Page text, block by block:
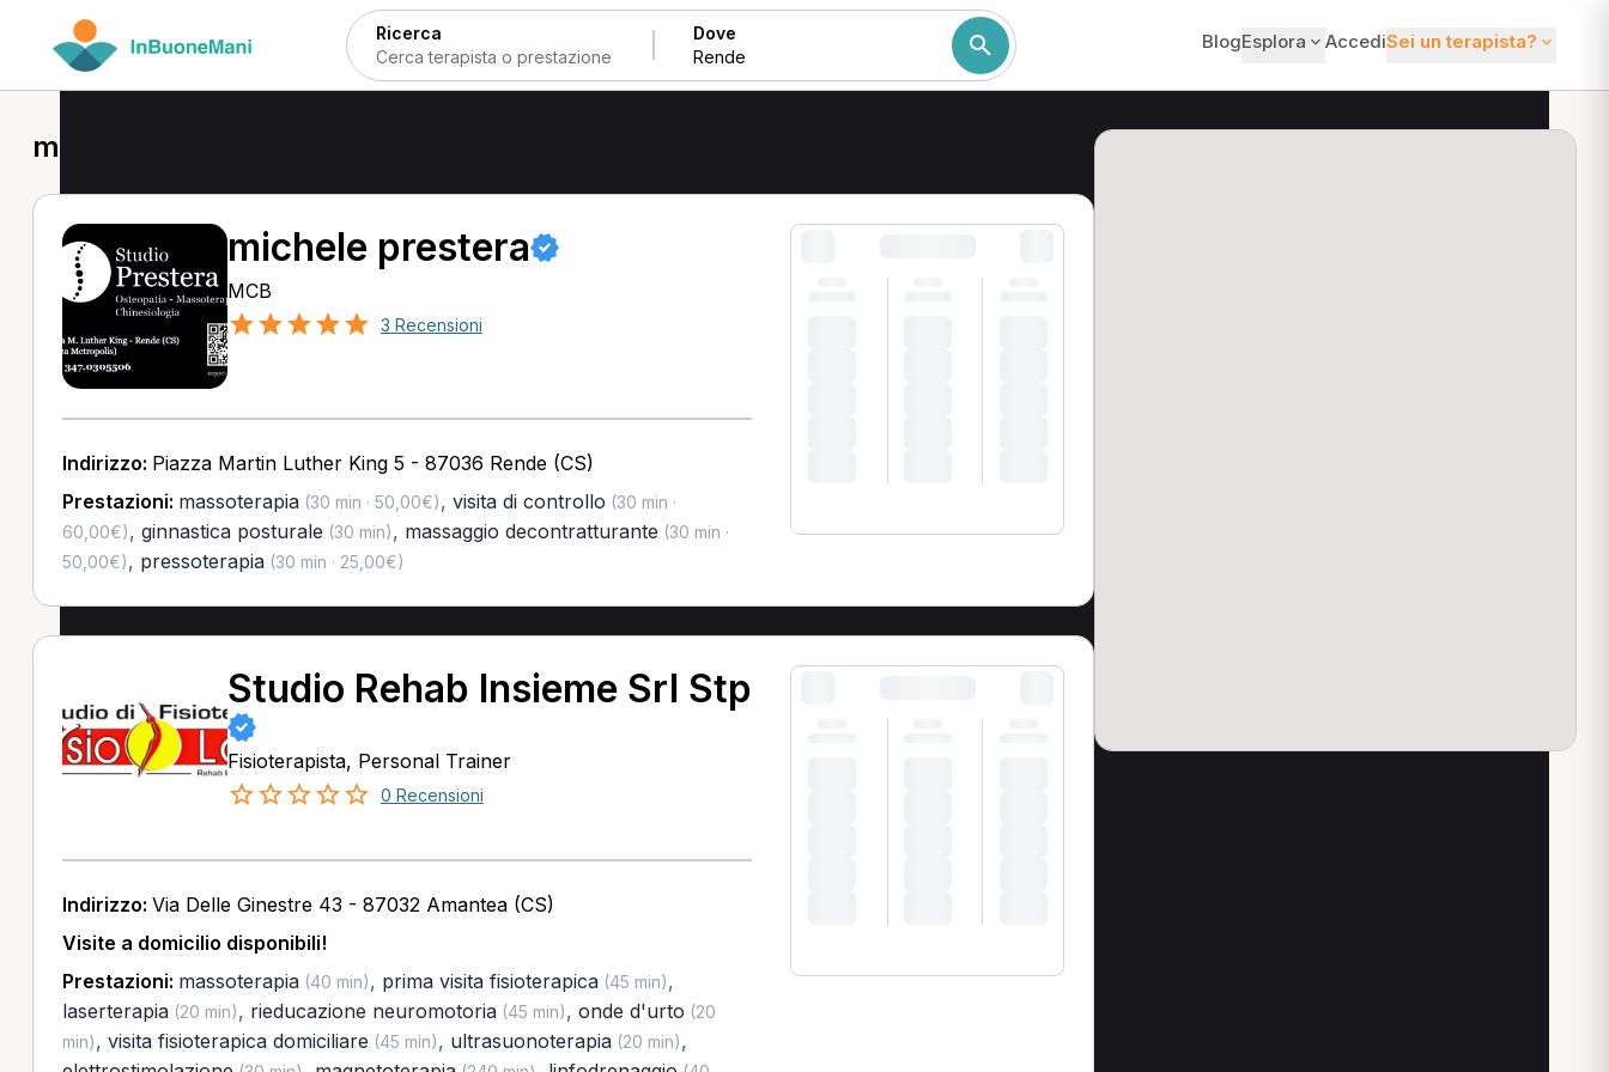
Ricerca Dove BlogEsplora AccediSei un terapista?
massoterapia a Rende
michele prestera
MCB
3 Recensioni
Indirizzo: Piazza Martin Luther King 5 - 87036 Rende (CS)
Prestazioni: massoterapia(30 min · 50,00€), visita di controllo (30 min ·
60,00€), ginnastica posturale (30 min), massaggio decontratturante (30 min ·
50,00€), pressoterapia(30 min · 25,00€)
Studio Rehab Insieme Srl Stp
Fisioterapista, Personal Trainer
0 Recensioni
Indirizzo: Via Delle Ginestre 43 - 87032 Amantea (CS)
Visite a domicilio disponibili!
Prestazioni: massoterapia(40 min), prima visita fisioterapica(45 min),
laserterapia(20 min), rieducazione neuromotoria(45 min), onde d'urto (20
min), visita fisioterapica domiciliare (45 min), ultrasuonoterapia(20 min),